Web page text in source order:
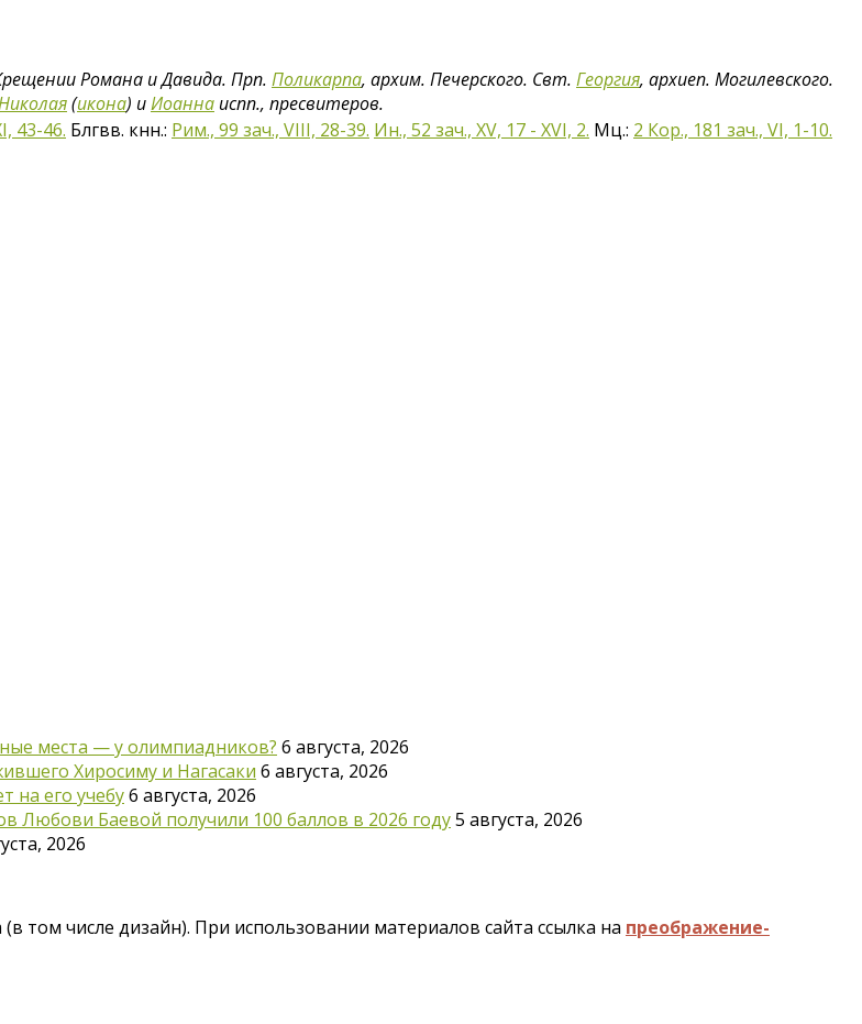
Романа и Давида. Прп. Поликарпа, архим. Печерского. Свт. Георгия, архиеп. Могилевского.
(икона) иИоанна испп., пресвитеров.
43-46. Блгвв. кнн.: Рим., 99 зач., VIII, 28-39. Ин., 52 зач., XV, 17 - XVI, 2. Мц.: 2 Кор., 181 зач., VI, 1-10.
места — у олимпиадников? 6 августа, 2026
Хиросиму и Нагасаки 6 августа, 2026
на его учебу6 августа, 2026
Любови Баевой получили 100 баллов в 2026 году5 августа, 2026
2026
том числе дизайн). При использовании материалов сайта ссылка на преображение-